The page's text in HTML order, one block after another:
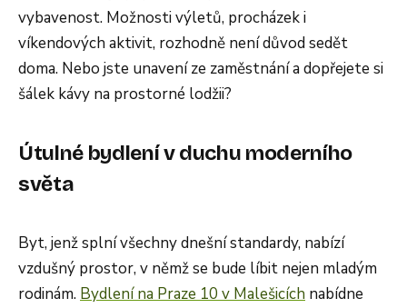
vybavenost. Možnosti výletů, procházek i
víkendových aktivit, rozhodně není důvod sedět
doma. Nebo jste unavení ze zaměstnání a dopřejete si
šálek kávy na prostorné lodžii?
Útulné bydlení v duchu moderního
světa
Byt, jenž splní všechny dnešní standardy, nabízí
vzdušný prostor, v němž se bude líbit nejen mladým
rodinám. Bydlení na Praze 10 v Malešicích nabídne